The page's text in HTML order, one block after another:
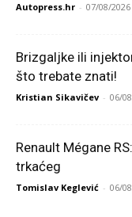
Autopress.hr - 07/08/2026
Brizgaljke ili
što trebate znati!
Kristian Sikavičev - 06/
Renault Mégane
trkaćeg
Tomislav Keglević - 06/